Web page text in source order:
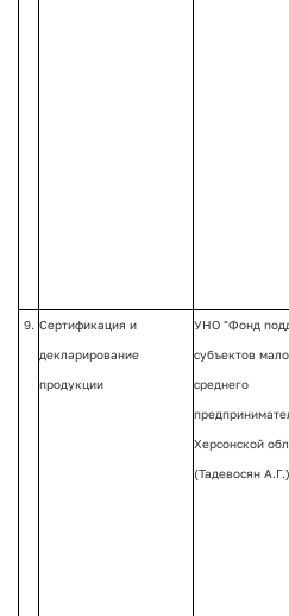
9. Сертификация и
декларирование
продукции
УНО "Фонд
субъектов
среднего
Херсонской
(Тадевосян А.Г.)